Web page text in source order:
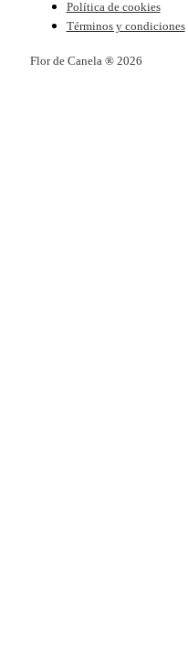
Política de cookies
Términos y condiciones
Flor de Canela ® 2026